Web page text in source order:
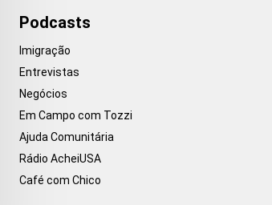
Podcasts
Imigração
Entrevistas
Negócios
Em Campo com Tozzi
Ajuda Comunitária
Rádio AcheiUSA
Café com Chico